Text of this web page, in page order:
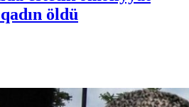
öldü